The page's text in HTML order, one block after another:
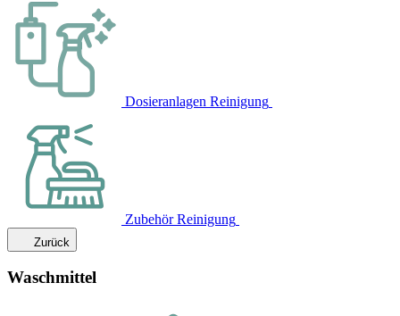
Dosieranlagen Reinigung
Zubehör Reinigung
Zurück
Waschmittel